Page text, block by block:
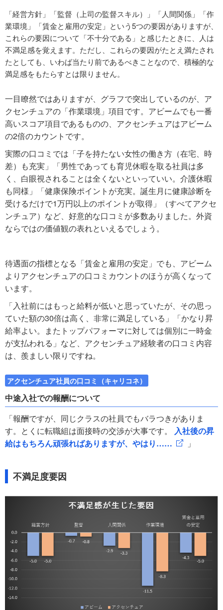
「経営方針」「監督（上司の監督スキル）」「人間関係」「作
業環境」「賃金と雇用の安定」という5つの要因がありますが、
これらの要因について「不十分である」と感じたときに、人は
不満足感を覚えます。ただし、これらの要因がたとえ満たされ
たとしても、いわば当たり前であるべきことなので、積極的な
満足感をもたらすとは限りません。
一目瞭然ではありますが、グラフで突出しているのが、ア
クセンチュアの「作業環境」項目です。アビームでも一番
高いスコア項目であるものの、アクセンチュアはアビーム
の2倍のカウントです。
実際の口コミでは「子を持たない女性の働き方（在宅、時
差）も充実」「男性であっても育児休暇を取る社員は多
く、白眼視されることは全くないといっていい。介護休暇
も同様」「健康保険ポイントが充実。誕生月に健康診断を
受けるだけで1万円以上のポイントが取得」（すべてアクセ
ンチュア）など、好意的な口コミが多数ありました。外資
ならではの価値観の表れといえるでしょう。
待遇面の指標となる「賃金と雇用の安定」でも、アビーム
よりアクセンチュアの口コミカウントのほうが高くなって
います。
「入社前にはもっと給料が低いと思っていたが、その思っ
ていた額の30倍は高く、非常に満足している」「かなり昇
給率よい。またトップパフォーマに対しては個別に一時金
が支払われる」など、アクセンチュア経験者の口コミ内容
は、羨ましい限りですね。
アクセンチュア社員の口コミ（キャリコネ）
中途入社での報酬について
「報酬ですが、同じクラスの社員でもバラつきがありま
す。とくに転職組は面接時の交渉が大事です。
入社後の昇
給はもちろん頑張ればありますが、やはり……
」
不満足度要因